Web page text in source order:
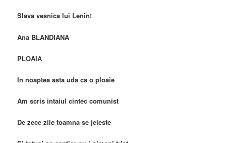
Slava vesnica lui Lenin!
Ana BLANDIANA
PLOAIA
In noaptea asta uda ca o ploaie
Am scris intaiul cintec comunist
De zece zile toamna se jeleste